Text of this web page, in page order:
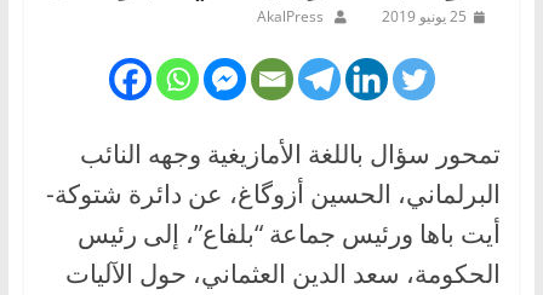
25 يونيو 2019 AkalPress
تمحور سؤال باللغة الأمازيغية وجهه النائب
البرلماني، الحسين أزوگاغ، عن دائرة شتوكة-
أيت باها ورئيس جماعة “بلفاع”، إلى رئيس
الحكومة، سعد الدين العثماني، حول الآليات